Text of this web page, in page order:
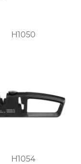
H1050
H1054